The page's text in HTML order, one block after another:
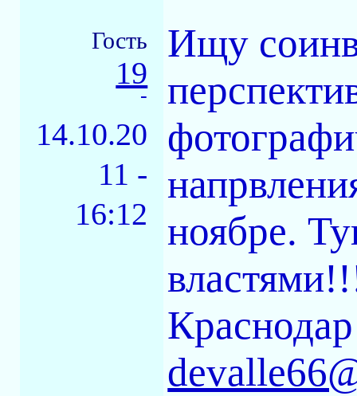
Гость
19
-
14.10.20
11 -
16:12
Ищу
ноябре.
Краснодар